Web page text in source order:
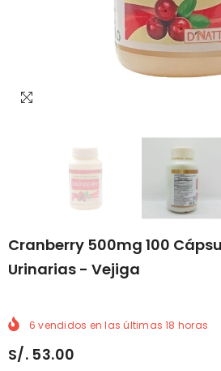
Cranberry 500mg 100
Urinarias - Vejiga
6 vendidos en las últimas18 horas
S/. 53.00